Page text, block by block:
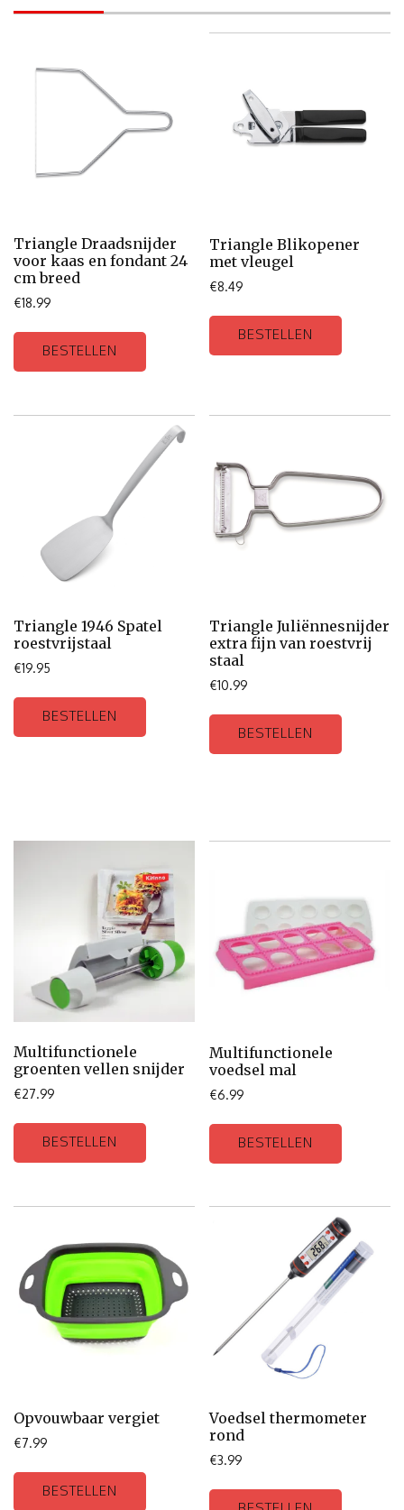
Triangle Draadsnijder
voor kaas en fondant 24
cm breed
€18.99
BESTELLEN
Triangle Blikopener
met vleugel
€8.49
BESTELLEN
Triangle 1946 Spatel
roestvrijstaal
€19.95
BESTELLEN
Triangle Juliënnesnijder
extra fijn van roestvrij
staal
€10.99
BESTELLEN
Multifunctionele
groenten vellen snijder
€27.99
BESTELLEN
Multifunctionele
voedsel mal
€6.99
BESTELLEN
Opvouwbaar vergiet
€7.99
BESTELLEN
Voedsel thermometer
rond
€3.99